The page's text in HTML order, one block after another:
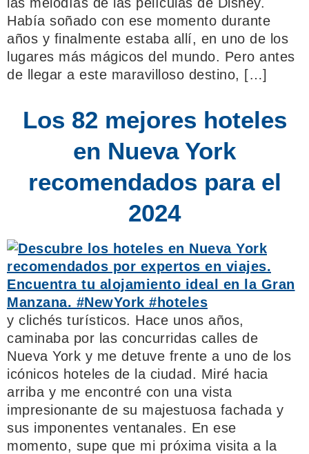
Había soñado con ese momento durante
años y finalmente estaba allí, en uno de los
lugares más mágicos del mundo. Pero antes
de llegar a este maravilloso destino, […]
Los 82 mejores hoteles
en Nueva York
recomendados para el
2024
y clichés turísticos. Hace unos años,
caminaba por las concurridas calles de
Nueva York y me detuve frente a uno de los
icónicos hoteles de la ciudad. Miré hacia
arriba y me encontré con una vista
impresionante de su majestuosa fachada y
sus imponentes ventanales. En ese
momento, supe que mi próxima visita a la